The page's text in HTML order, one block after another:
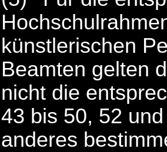
künstlerischen
Beamten gelten
nicht die
43 bis 50, 52
anderes